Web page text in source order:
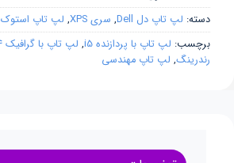
دسته: لپ تاپ دل Dell , سری XPS , لپ تاپ استوک
برچسب: لپ تاپ با پردازنده i5 , لپ تاپ با گرافیک 4 گیگ
رندرینگ, لپ تاپ مهندسی